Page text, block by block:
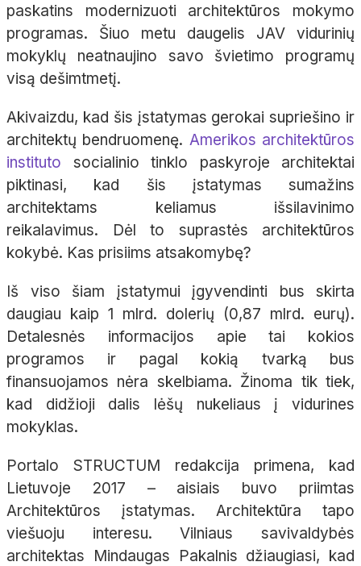
paskatins modernizuoti architektūros mokymo
programas. Šiuo metu daugelis JAV vidurinių
mokyklų neatnaujino savo švietimo programų
visą dešimtmetį.
Akivaizdu, kad šis įstatymas gerokai supriešino ir
architektų bendruomenę. Amerikos architektūros
instituto socialinio tinklo paskyroje architektai
piktinasi, kad šis įstatymas sumažins
architektams keliamus išsilavinimo
reikalavimus.
Dėl to suprastės architektūros
kokybė. Kas prisiims atsakomybę?
Iš viso šiam įstatymui įgyvendinti bus skirta
daugiau kaip 1 mlrd. dolerių (0,87 mlrd. eurų).
Detalesnės informacijos apie tai kokios
programos ir pagal kokią tvarką bus
finansuojamos nėra skelbiama. Žinoma tik tiek,
kad didžioji dalis lėšų nukeliaus į vidurines
mokyklas.
Portalo STRUCTUM redakcija primena, kad
Lietuvoje 2017 – aisiais buvo priimtas
Architektūros įstatymas. Architektūra tapo
viešuoju interesu. Vilniaus savivaldybės
architektas Mindaugas Pakalnis džiaugiasi, kad